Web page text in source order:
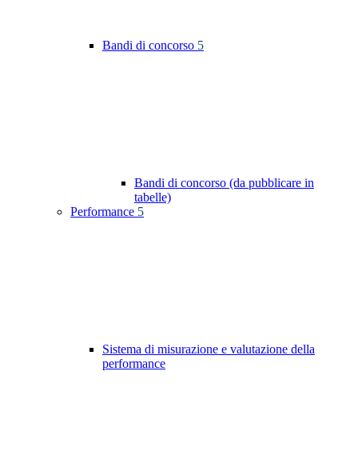
Bandi di concorso 5
Bandi di concorso (da pubblicare in
tabelle)
Performance 5
Sistema di misurazione e valutazione della
performance